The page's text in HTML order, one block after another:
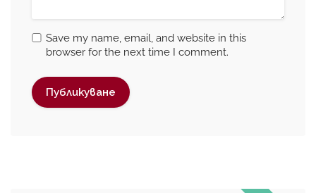
Save my name, email, and website in this
browser for the next time I comment.